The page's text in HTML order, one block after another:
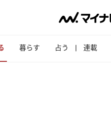
暮らす 占う 連載